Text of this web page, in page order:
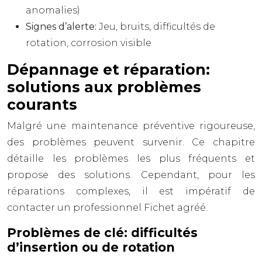
anomalies)
Signes d’alerte: Jeu, bruits, difficultés de
rotation, corrosion visible
Dépannage et réparation:
solutions aux problèmes
courants
Malgré une maintenance préventive rigoureuse,
des problèmes peuvent survenir. Ce chapitre
détaille les problèmes les plus fréquents et
propose des solutions. Cependant, pour les
réparations complexes, il est impératif de
contacter un professionnel Fichet agréé.
Problèmes de clé: difficultés
d’insertion ou de rotation